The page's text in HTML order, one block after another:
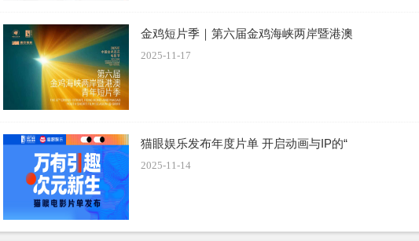
影片从“命运共同体”“仁德治世”切入，以神话为壳，以哲学为核，将“东方思
代电影语言。
金鸡短片季｜第六届金鸡海峡两岸暨港澳
2025-11-17
猫眼娱乐发布年度片单 开启动画与IP的“
2025-11-14